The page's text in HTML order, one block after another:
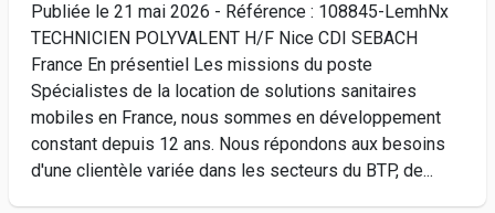
Publiée le 21 mai 2026 - Référence : 108845-LemhNx
TECHNICIEN POLYVALENT H/F Nice CDI SEBACH
France En présentiel Les missions du poste
Spécialistes de la location de solutions sanitaires
mobiles en France, nous sommes en développement
constant depuis 12 ans. Nous répondons aux besoins
d'une clientèle variée dans les secteurs du BTP, de...